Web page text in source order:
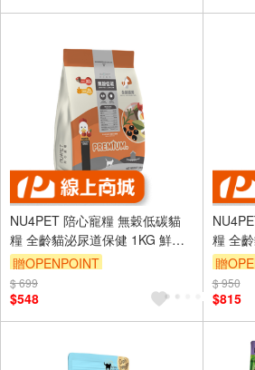
NU4PET 陪心寵糧 無穀低碳貓
糧 全齡貓泌尿道保健 1KG 鮮雞
野莓口味 爆毛配方 貓飼料
贈OPENPOINT
$ 699
$548
糧 全
野莓口
贈
$ 950
$815